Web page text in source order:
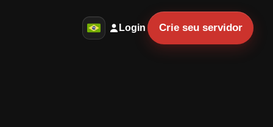
Login Crie seu servidor